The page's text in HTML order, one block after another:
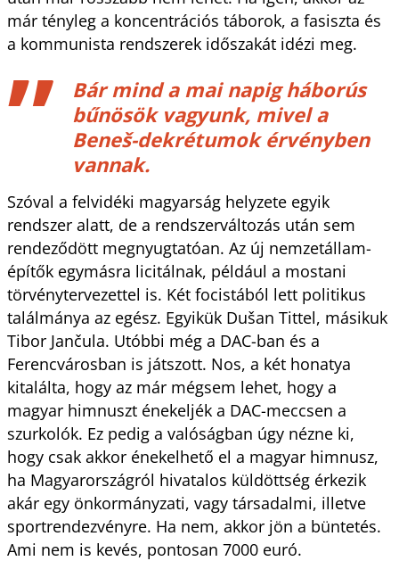
már tényleg a koncentrációs táborok, a fasiszta és
a kommunista rendszerek időszakát idézi meg.
Bár mind a mai napig háborús
bűnösök vagyunk, mivel a
Beneš-dekrétumok érvényben
vannak.
Szóval a felvidéki magyarság helyzete egyik
rendszer alatt, de a rendszerváltozás után sem
rendeződött megnyugtatóan. Az új nemzetállam-
építők egymásra licitálnak, például a mostani
törvénytervezettel is. Két focistából lett politikus
találmánya az egész. Egyikük Dušan Tittel, másikuk
Tibor Jančula. Utóbbi még a DAC-ban és a
Ferencvárosban is játszott. Nos, a két honatya
kitalálta, hogy az már mégsem lehet, hogy a
magyar himnuszt énekeljék a DAC-meccsen a
szurkolók. Ez pedig a valóságban úgy nézne ki,
hogy csak akkor énekelhető el a magyar himnusz,
ha Magyarországról hivatalos küldöttség érkezik
akár egy önkormányzati, vagy társadalmi, illetve
sportrendezvényre. Ha nem, akkor jön a büntetés.
Ami nem is kevés, pontosan 7000 euró.